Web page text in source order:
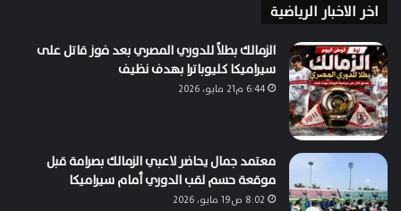
اخر الاخبار الرياضية
الزمالك بطلاً للدوري المصري بعد فوز قاتل على
سيراميكا كليوباترا بهدف نظيف
6:44 م21 مايو، 2026
معتمد جمال يحاضر لاعبي الزمالك بصرامة قبل
موقعة حسم لقب الدوري أمام سيراميكا
8:02 ص19 مايو، 2026